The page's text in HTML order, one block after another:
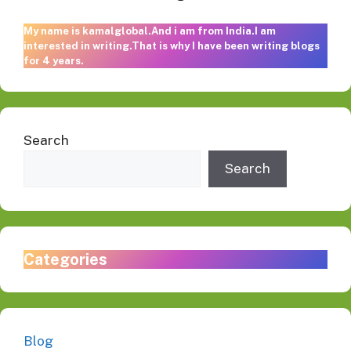
My name is kamalglobal.And i am from India.I am
interested in writing.That is why I have been writing blogs
for 4 years.
Search
Search
Categories
Blog